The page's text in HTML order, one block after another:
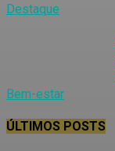
Destaque
Bem-estar
ÚLTIMOS POSTS